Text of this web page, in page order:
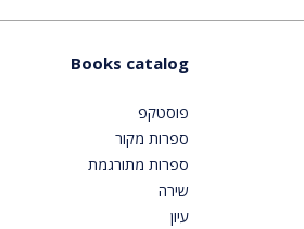
Books catalog
פוסטקפ
ספרות מקור
ספרות מתורגמת
שירה
עיון